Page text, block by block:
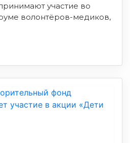
участие во
волонтёров-медиков,